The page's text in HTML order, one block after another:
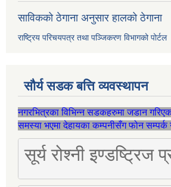
साविकको ठेगाना अनुसार हालको ठेगाना
राष्ट्रिय परिचयपत्र तथा पञ्जिकरण विभागको पोर्टल
सौर्य सडक बत्ति व्यवस्थापन
नगरभित्रका विभिन्न सडकहरुमा जडान
समस्या भएमा देहायका कम्पनीसँग फोन सम्पर्क
सूर्य रोश्नी